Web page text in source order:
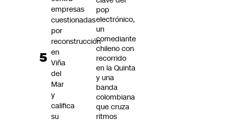
pop
electrónico,
un
comediante
chileno con
recorrido
en la Quinta
y una
banda
colombiana
que cruza
ritmos
empresas
cuestionadas
por
reconstrucción
en
Viña
del
Mar
y
califica
su